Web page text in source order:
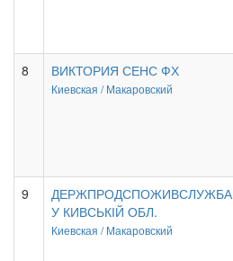
8 ВИКТОРИЯ СЕНС ФХ
Киевская /Макаровский
9
ДЕРЖПРОДСПОЖИВСЛУЖБА
У КИВСЬКІЙ ОБЛ.
Киевская /Макаровский